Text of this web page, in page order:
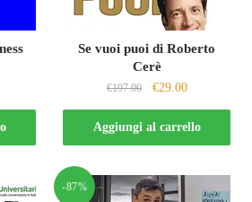
Se vuoi puoi di Roberto
Cerè
€197.00
Il
prezzo
originale
era:
€29.00Il
prezzo
attuale
è:
Aggiungi al carrello
-87%